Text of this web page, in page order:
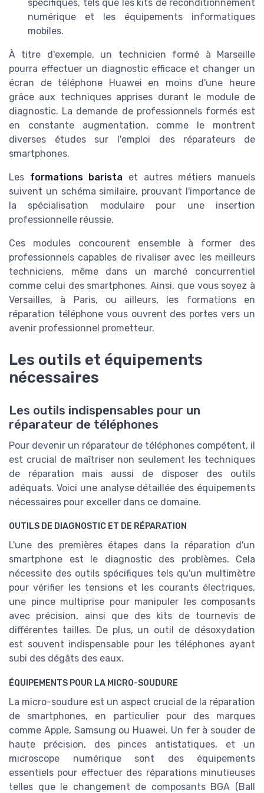
spécifiques, tels que les kits de reconditionnement
numérique et les équipements informatiques
mobiles.
À titre d'exemple, un technicien formé à Marseille
pourra effectuer un diagnostic efficace et changer un
écran de téléphone Huawei en moins d'une heure
grâce aux techniques apprises durant le module de
diagnostic. La demande de professionnels formés est
en constante augmentation, comme le montrent
diverses études sur l'emploi des réparateurs de
smartphones.
Les formations barista et autres métiers manuels
suivent un schéma similaire, prouvant l'importance de
la spécialisation modulaire pour une insertion
professionnelle réussie.
Ces modules concourent ensemble à former des
professionnels capables de rivaliser avec les meilleurs
techniciens, même dans un marché concurrentiel
comme celui des smartphones. Ainsi, que vous soyez à
Versailles, à Paris, ou ailleurs, les formations en
réparation téléphone vous ouvrent des portes vers un
avenir professionnel prometteur.
Les outils et équipements
nécessaires
Les outils indispensables pour un
réparateur de téléphones
Pour devenir un réparateur de téléphones compétent, il
est crucial de maîtriser non seulement les techniques
de réparation mais aussi de disposer des outils
adéquats. Voici une analyse détaillée des équipements
nécessaires pour exceller dans ce domaine.
OUTILS DE DIAGNOSTIC ET DE RÉPARATION
L'une des premières étapes dans la réparation d'un
smartphone est le diagnostic des problèmes. Cela
nécessite des outils spécifiques tels qu'un multimètre
pour vérifier les tensions et les courants électriques,
une pince multiprise pour manipuler les composants
avec précision, ainsi que des kits de tournevis de
différentes tailles. De plus, un outil de désoxydation
est souvent indispensable pour les téléphones ayant
subi des dégâts des eaux.
ÉQUIPEMENTS POUR LA MICRO-SOUDURE
La micro-soudure est un aspect crucial de la réparation
de smartphones, en particulier pour des marques
comme Apple, Samsung ou Huawei. Un fer à souder de
haute précision, des pinces antistatiques, et un
microscope numérique sont des équipements
essentiels pour effectuer des réparations minutieuses
telles que le changement de composants BGA (Ball